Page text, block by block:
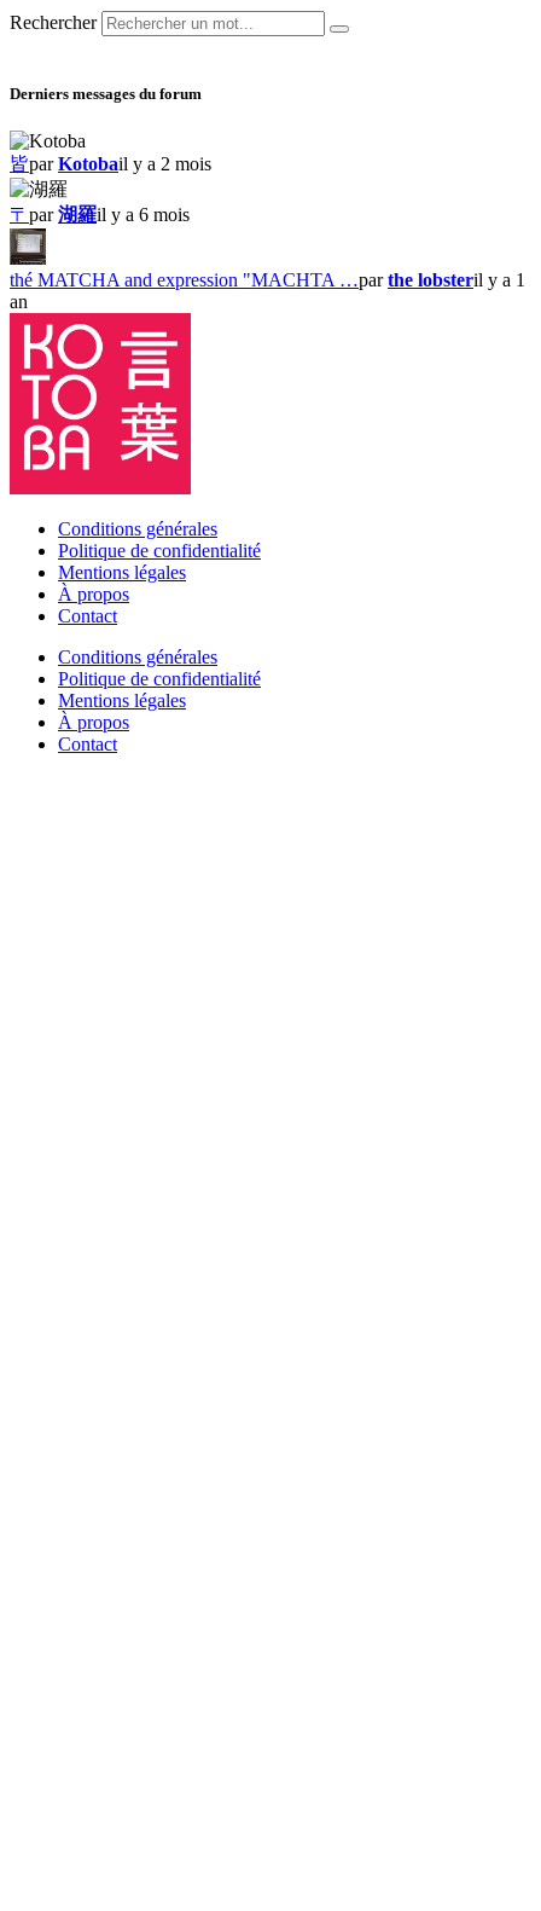
Rechercher
Derniers messages du forum
皆parKotobail y a 2 mois
〒 par湖羅il y a 6 mois
thé MATCHA and expression "MACHTA …parthe lobsteril y a 1
an
Conditions générales
Politique de confidentialité
Mentions légales
À propos
Contact
Conditions générales
Politique de confidentialité
Mentions légales
À propos
Contact